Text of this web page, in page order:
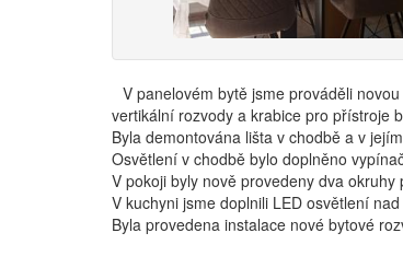
V panelovém bytě jsme prováděli
vertikální rozvody a krabice pro přístroje
Byla demontována lišta v chodbě a v
Osvětlení v chodbě bylo doplněno
V pokoji byly nově provedeny dva
V kuchyni jsme doplnili LED osvětlení
Byla provedena instalace nové bytové